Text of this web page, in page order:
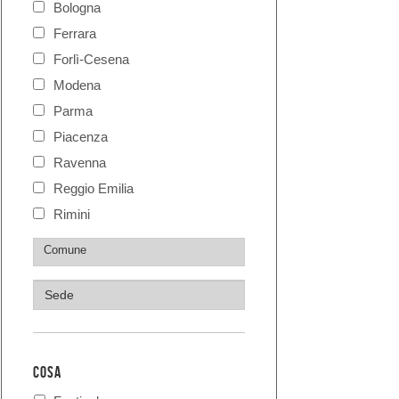
Bologna
Ferrara
Forlì-Cesena
Modena
Parma
Piacenza
Ravenna
Reggio Emilia
Rimini
COSA